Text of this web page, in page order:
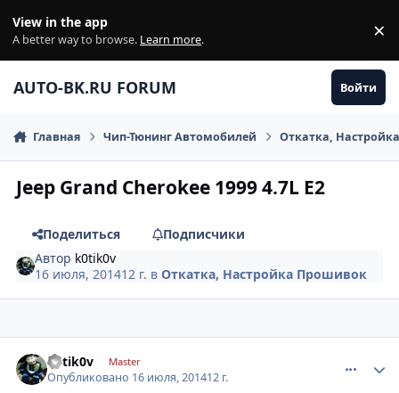
View in the app
A better way to browse. Learn more. ×
AUTO-BK.RU FORUM Войти
Главная Чип-Тюнинг Автомобилей Откатка,
Jeep Grand Cherokee 1999 4.7L E2
Поделиться
Подписчики
Автор k0tik0v
16 июля, 201412 г. вОткатка, Настройка Прошивок
k0tik0v Master
Опубликовано 16 июля, 201412 г.